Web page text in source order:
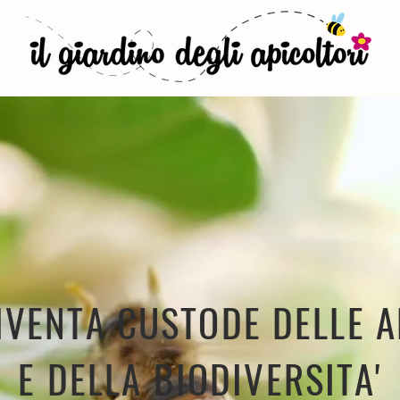
CUSTODE DELLE
E DELLA BIODIVERSITA'